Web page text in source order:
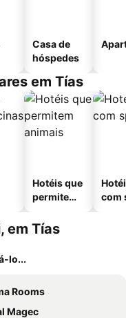
Casa de
hóspedes
em Tías
Hotéis que
permitem
com
em Tías
lo...
Rooms
Magec